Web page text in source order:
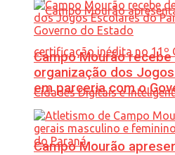
Campo Mourão
Campo Mourão
organização dos
em parceria com o